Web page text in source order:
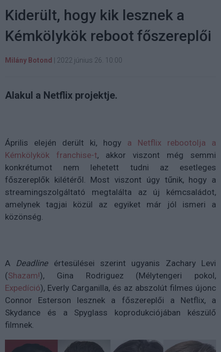
Kiderült, hogy kik lesznek a
Kémkölykök reboot főszereplői
Milány Botond 2022 június 26. 10:00
Alakul a Netflix projektje.
Április elején derült ki, hogy a Netflix rebootolja a
Kémkölykök franchise-t, akkor viszont még semmi
konkrétumot nem lehetett tudni az esetleges
főszereplők kilétéről. Most viszont úgy tűnik, hogy a
streamingszolgáltató megtalálta az új kémcsaládot,
amelynek tagjai közül az egyiket már jól ismeri a
közönség.
A Deadlineértesülései szerint ugyanis Zachary Levi
(Shazam!), Gina Rodriguez (Mélytengeri pokol,
Expedíció), Everly Carganilla, és az abszolút filmes újonc
Connor Esterson lesznek a főszereplői a Netflix, a
Skydance és a Spyglass koprodukciójában készülő
filmnek.